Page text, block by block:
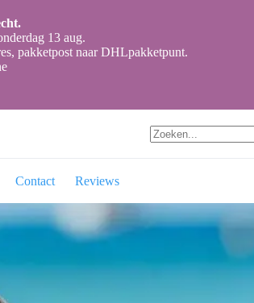
13 aug.
pakketpost naar DHLpakketpunt.
Contact Reviews